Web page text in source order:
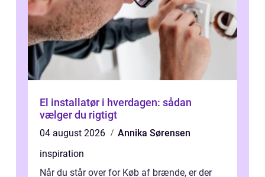
El installatør i hverdagen: sådan
vælger du rigtigt
04 august 2026
Annika Sørensen
inspiration
Når du står over for Køb af brænde, er der